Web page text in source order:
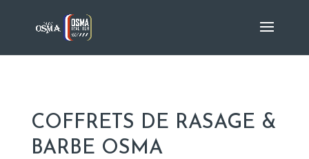
COFFRETS DE RASAGE &
BARBE OSMA